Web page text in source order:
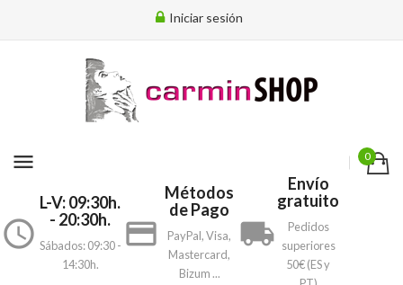
Iniciar sesión
menu 0
access_time
L-V: 09:30h.
- 20:30h.
Sábados: 09:30 -
14:30h.
payment
Métodos
de Pago
PayPal, Visa,
Mastercard,
Bizum ...
local_shipping
Envío
gratuito
Pedidos
superiores
50€ (ES y